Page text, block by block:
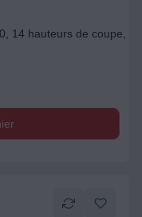
14 hauteurs de coupe,